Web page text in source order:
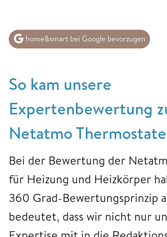
home&smart bei Google bevorzugen
So kam unsere
Expertenbewertung
Netatmo
Bei der Bewertung der
für Heizung und Heizkörper
360 Grad-Bewertungsprinzip
bedeutet, dass wir nicht nur